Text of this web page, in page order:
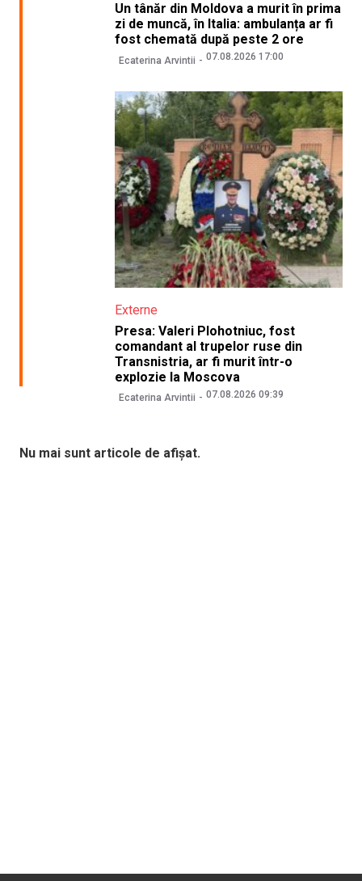
Un tânăr din Moldova a murit în prima
zi de muncă, în Italia: ambulanța ar fi
fost chemată după peste 2 ore
Ecaterina Arvintii 07.08.2026 17:00
Externe
Presa: Valeri Plohotniuc, fost
comandant al trupelor ruse din
Transnistria, ar fi murit într-o
explozie la Moscova
Ecaterina Arvintii 07.08.2026 09:39
Nu mai sunt articole de afișat.